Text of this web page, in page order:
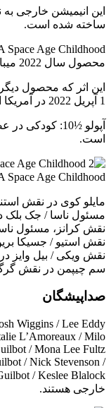
ساخته شده است.
محصول سال 2022 میباشد.
این اثر که محصول
1 آپریل 2022 در آمریکا اکران شد.
آپولو ½10:
است.
مایلو کوی در نقش
مسئول ناسا / جک بلک
نقش کرانز، مسئول
نقش استیو / جسیکا
نقش ویکی / بیل وایز
سم چیپمن در نقش گرگ
صداپیشگان
Wiggins / Lee Eddy
L’Amoreaux / Milo
/ Mona Lee Fultz
/ Nick Stevenson /
خارجی هستند.